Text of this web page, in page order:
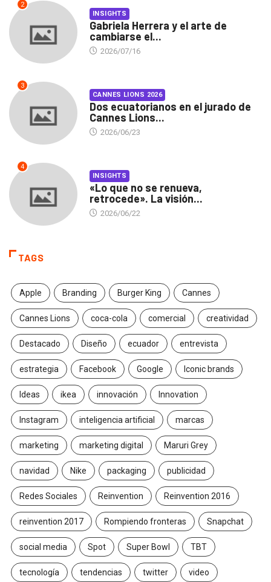
2
INSIGHTS
Gabriela Herrera y el arte de
cambiarse el...
2026/07/16
3
CANNES LIONS 2026
Dos ecuatorianos en el jurado de
Cannes Lions...
2026/06/23
4
INSIGHTS
«Lo que no se renueva,
retrocede». La visión...
2026/06/22
TAGS
Apple Branding Burger King Cannes
Cannes Lions coca-cola comercial creatividad
Destacado Diseño ecuador entrevista
estrategia Facebook Google Iconic brands
Ideas ikea innovación Innovation
Instagram inteligencia artificial marcas
marketing marketing digital Maruri Grey
navidad Nike packaging publicidad
Redes Sociales Reinvention Reinvention 2016
reinvention 2017 Rompiendo fronteras Snapchat
social media Spot Super Bowl TBT
tecnología tendencias twitter video